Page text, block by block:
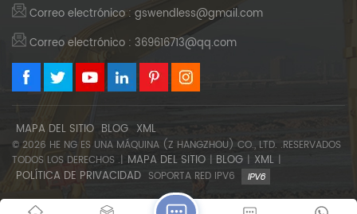
Correo electrónico : gswendless@gmail.com
Correo electrónico : 369616713@qq.com
MAPA DEL SITIO BLOG XML
© 2026 HE NG ES UNA MÁQUINA (Z HANGZHOU) CO., LTD. .RESERVADOS
TODOS LOS DERECHOS .| MAPA DEL SITIO | BLOG | XML |
POLÍTICA DE PRIVACIDAD SOPORTA RED IPV6